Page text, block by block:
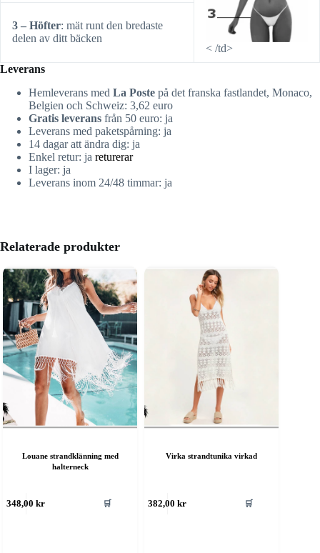
< /td>
3 – Höfter: mät runt den bredaste
delen av ditt bäcken
Leverans
Hemleverans med La Poste på det franska fastlandet, Monaco,
Belgien och Schweiz: 3,62 euro
Gratis leverans från 50 euro: ja
Leverans med paketspårning: ja
14 dagar att ändra dig: ja
Enkel retur: ja returerar
I lager: ja
Leverans inom 24/48 timmar: ja
Relaterade produkter
Louane strandklänning med
halterneck
348,00kr 🛒
Virka strandtunika virkad
382,00kr 🛒